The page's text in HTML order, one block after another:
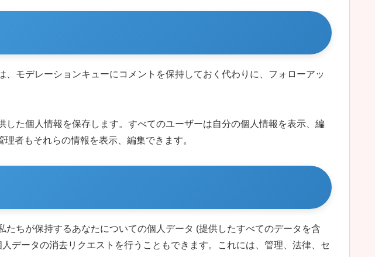
モデレーションキューにコメントを保持しておく代わりに、フォローアッ
た個人情報を保存します。すべてのユーザーは自分の個人情報を表示、編
者もそれらの情報を表示、編集できます。
ちが保持するあなたについての個人データ (提供したすべてのデータを含
データの消去リクエストを行うこともできます。これには、管理、法律、セ